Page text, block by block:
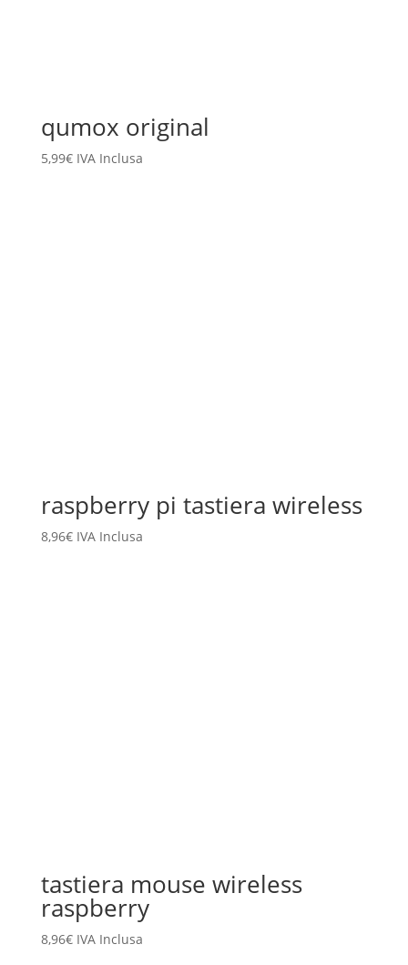
qumox original
5,99€ IVA Inclusa
raspberry pi tastiera wireless
8,96€ IVA Inclusa
tastiera mouse wireless
raspberry
8,96€ IVA Inclusa